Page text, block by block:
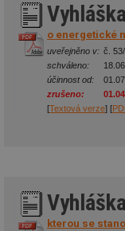
o energetické
uveřejněno v: č.
schváleno:
účinnost od:
zrušeno:
[Textová verze] [
kterou se